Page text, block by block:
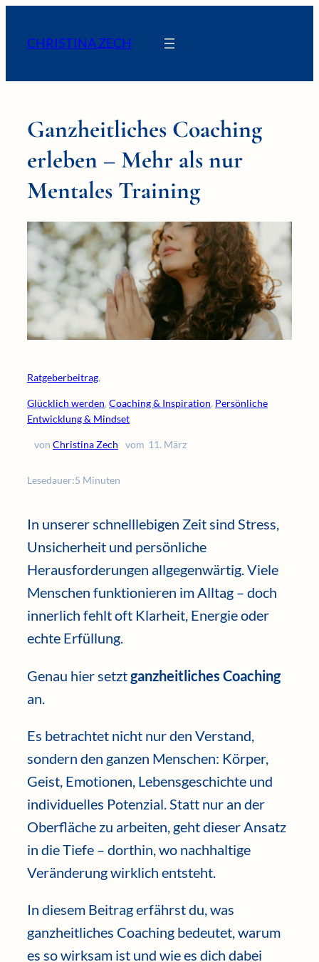
CHRISTINA ZECH
Ganzheitliches Coaching
erleben – Mehr als nur
Mentales Training
Ratgeberbeitrag,
Glücklich werden, Coaching & Inspiration, Persönliche
Entwicklung & Mindset
von Christina Zech vom 11. März
Lesedauer:5 Minuten
In unserer schnelllebigen Zeit sind Stress,
Unsicherheit und persönliche
Herausforderungen allgegenwärtig. Viele
Menschen funktionieren im Alltag – doch
innerlich fehlt oft Klarheit, Energie oder
echte Erfüllung.
Genau hier setztganzheitliches Coaching
an.
Es betrachtet nicht nur den Verstand,
sondern den ganzen Menschen: Körper,
Geist, Emotionen, Lebensgeschichte und
individuelles Potenzial. Statt nur an der
Oberfläche zu arbeiten, geht dieser Ansatz
in die Tiefe – dorthin, wo nachhaltige
Veränderung wirklich entsteht.
In diesem Beitrag erfährst du, was
ganzheitliches Coaching bedeutet, warum
es so wirksam ist und wie es dich dabei